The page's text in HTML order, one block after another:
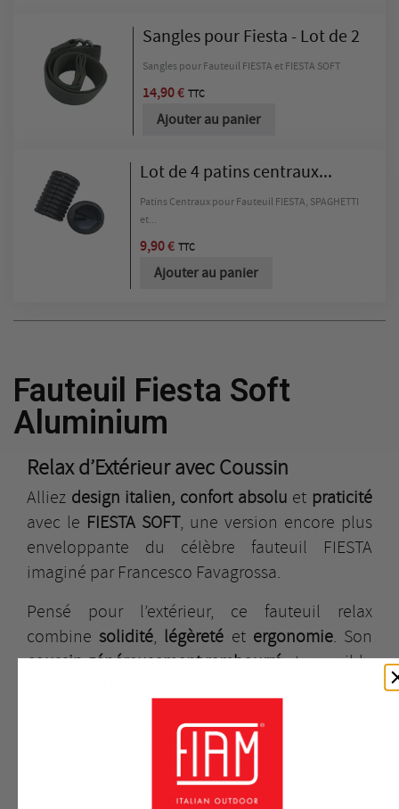
Sangles pour Fiesta - Lot de 2
Sangles pour Fauteuil FIESTA et FIESTA SOFT
14,90 € TTC
Ajouter au panier
Lot de 4 patins centraux...
Patins Centraux pour Fauteuil FIESTA, SPAGHETTI
et...
9,90 € TTC
Ajouter au panier
Fauteuil Fiesta Soft
Aluminium
Relax d’Extérieur avec Coussin
Alliez design italien, confort absolu et praticité
avec le FIESTA SOFT, une version encore plus
enveloppante du célèbre fauteuil FIESTA
imaginé par Francesco Favagrossa.
Pensé pour l’extérieur, ce fauteuil relax
combine solidité, légèreté et ergonomie. Son
coussin généreusement rembourréet amovible
. Sa structure, en aluminium haute
résistance, est conçue pour durer.
3 positions d’inclinaison